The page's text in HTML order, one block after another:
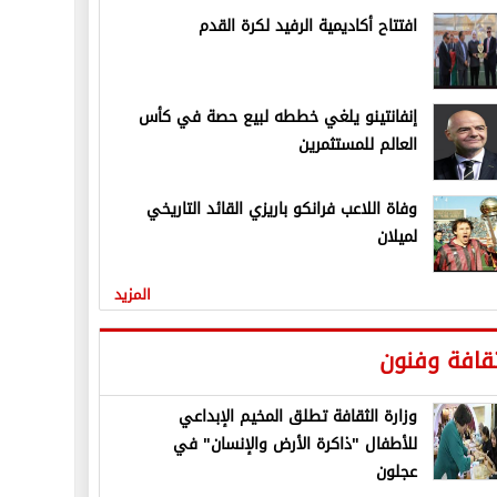
افتتاح أكاديمية الرفيد لكرة القدم
إنفانتينو يلغي خططه لبيع حصة في كأس
العالم للمستثمرين
وفاة اللاعب فرانكو باريزي القائد التاريخي
لميلان
المزيد
وفنون
وزارة الثقافة تطلق المخيم الإبداعي
للأطفال "ذاكرة الأرض والإنسان" في
عجلون